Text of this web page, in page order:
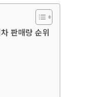
판매량 순위